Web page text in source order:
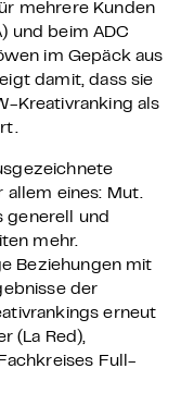
mehrere Kunden
und beim ADC
im Gepäck aus
damit, dass sie
Kreativranking als
allem eines: Mut.
generell und
mehr.
Beziehungen mit
der
erneut
(La Red),
Full-